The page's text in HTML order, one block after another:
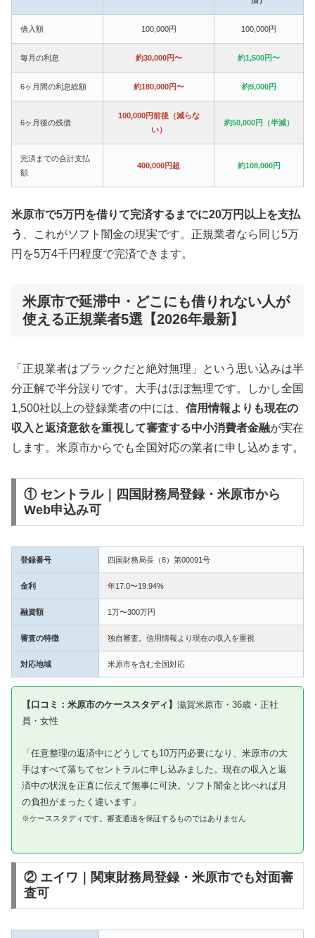
借入額 100,000円 100,000円
毎月の利息 約30,000円〜 約1,500円〜
6ヶ月間の利息総額 約180,000円〜 約9,000円
6ヶ月後の残債
100,000円前後（減らな
い）
約50,000円（半減）
完済までの合計支払
額
400,000円超 約108,000円
米原市で5万円を借りて完済するまでに20万円以上を支払
う
、これがソフト闇金の現実です。正規業者なら同じ5万
円を5万4千円程度で完済できます。
米原市で延滞中・どこにも借りれない人が
使える正規業者5選【2026年最新】
「正規業者はブラックだと絶対無理」という思い込みは半
分正解で半分誤りです。大手はほぼ無理です。しかし全国
1,500社以上の登録業者の中には、 信用情報よりも現在の
収入と返済意欲を重視して審査する中小消費者金融が実在
します。米原市からでも全国対応の業者に申し込めます。
① セントラル｜四国財務局登録・米原市から
Web申込み可
登録番号 四国財務局長（8）第00091号
金利 年17.0〜19.94%
融資額 1万〜300万円
審査の特徴 独自審査。信用情報より現在の収入を重視
対応地域 米原市を含む全国対応
【口コミ：米原市のケーススタディ】 滋賀米原市・36歳・正社
員・女性
「任意整理の返済中にどうしても10万円必要になり、米原市の大
手はすべて落ちてセントラルに申し込みました。現在の収入と返
済中の状況を正直に伝えて無事に可決。ソフト闇金と比べれば月
の負担がまったく違います」
※ケーススタディです。審査通過を保証するものではありません
② エイワ｜関東財務局登録・米原市でも対面審
査可